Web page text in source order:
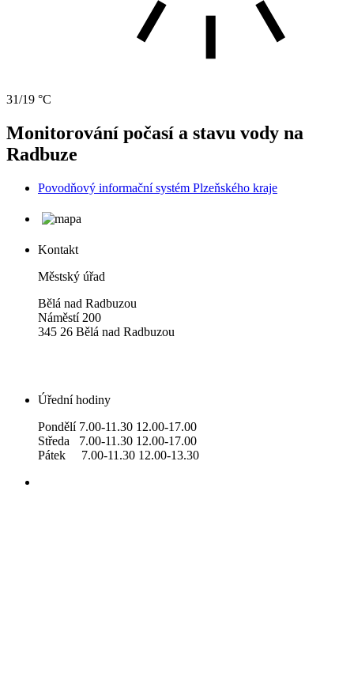
31/19 °C
Monitorování počasí a stavu vody na
Radbuze
Povodňový informační systém Plzeňského kraje
Kontakt
Městský úřad
Bělá nad Radbuzou
Náměstí 200
345 26 Bělá nad Radbuzou
Úřední hodiny
Pondělí 7.00-11.30 12.00-17.00
Středa 7.00-11.30 12.00-17.00
Pátek 7.00-11.30 12.00-13.30